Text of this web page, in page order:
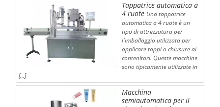
Tappatrice automatica a
4 ruote Una tappatrice
automatica a 4 ruote è un
tipo di attrezzatura per
l'imballaggio utilizzata per
applicare tappi o chiusure ai
contenitori. Queste macchine
sono tipicamente utilizzate in
[…]
Macchina
semiautomatica per il